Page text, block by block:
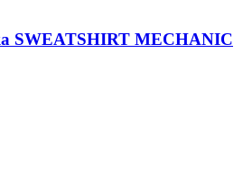
SWEATSHIRT MECHANIC